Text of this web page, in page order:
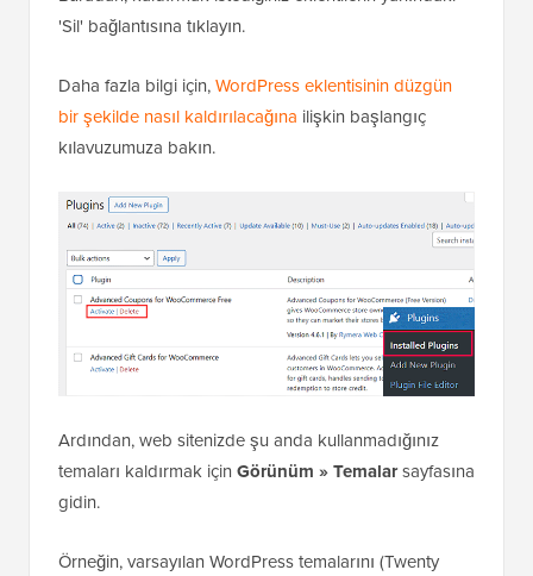
'Sil' bağlantısına tıklayın.
Daha fazla bilgi için,WordPress eklentisinin düzgün
bir şekilde nasıl kaldırılacağına ilişkin başlangıç
kılavuzumuza bakın.
Ardından, web sitenizde şu anda kullanmadığınız
temaları kaldırmak için Görünüm » Temalarsayfasına
gidin.
Örneğin, varsayılan WordPress temalarını (Twenty